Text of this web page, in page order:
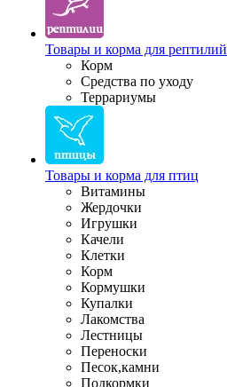
Товары и корма для рептилий
Корм
Средства по уходу
Террариумы
Товары и корма для птиц
Витамины
Жердочки
Игрушки
Качели
Клетки
Корм
Кормушки
Купалки
Лакомства
Лестницы
Переноски
Песок,камни
Подкормки